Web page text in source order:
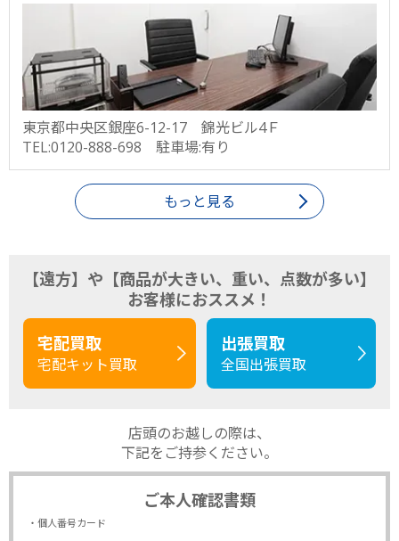
東京都中央区銀座6-12-17 錦光ビル4Ｆ
TEL:0120-888-698 駐車場:有り
もっと見る
【遠方】や【商品が大きい、重い、点数が多い】
お客様におススメ！
宅配買取
宅配キット買取
出張買取
全国出張買取
店頭のお越しの際は、
下記をご持参ください。
ご本人確認書類
・個人番号カード